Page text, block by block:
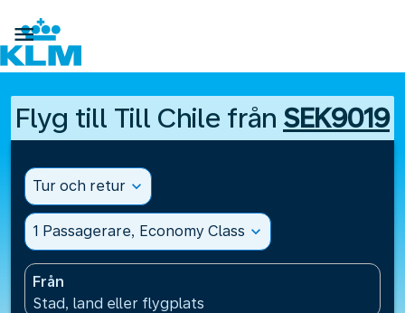

Flyg till Till Chile från SEK9019
Tur och retur expand_more
1 Passagerare, Economy Class expand_more
Från
Stad, land eller flygplats